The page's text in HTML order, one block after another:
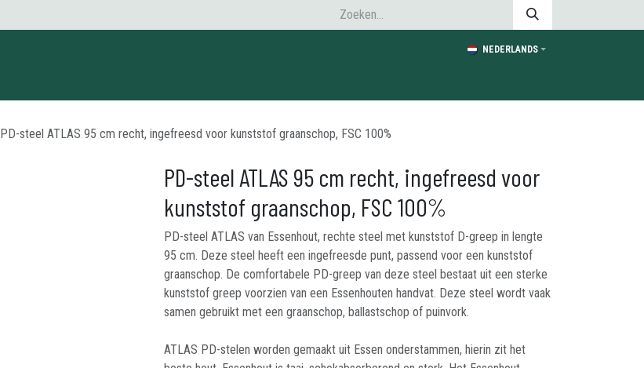
NEDERLANDS
PD-steel ATLAS 95 cm recht, ingefreesd voor kunststof graanschop, FSC 100%
PD-steel ATLAS 95 cm recht, ingefreesd voor
kunststof graanschop, FSC 100%
PD-steel ATLAS van Essenhout, rechte steel met kunststof D-greep in lengte
95 cm. Deze steel heeft een ingefreesde punt, passend voor een kunststof
graanschop. De comfortabele PD-greep van deze steel bestaat uit een sterke
kunststof greep voorzien van een Essenhouten handvat. Deze steel wordt vaak
samen gebruikt met een graanschop, ballastschop of puinvork.
ATLAS PD-stelen worden gemaakt uit Essen onderstammen, hierin zit het